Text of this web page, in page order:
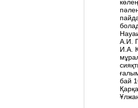
А.И.
И.А.
бай